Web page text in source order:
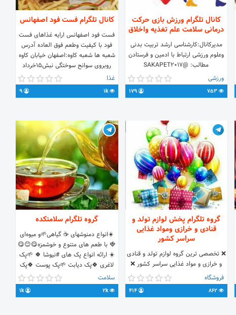
کانال تلگرام ورزش بازی حرکت
درمانی سلامت علم تغذیه واخلاق
مدیرکانال:کارشناسی ارشد تربیت بدنی
وعلوم ورزشی ارتباط با ادمین و فرستادن
مطالب: @SAKAPET2017
ورزشی
753
179
کانال تلگرام فست فود اصفهانس
فست فود اصفهانس ارایه غذاهای فست
فود با کیفیت وطعم فوق العاده آدرس
شعبه ها شعبه کاوه:اصفهان خیابان کاوه
روبروی سوانح سوختگی نبش۱۵خرداد
شعبه ملکشهر:اصفهان ملکشهر خیابان
بهارستان غربی 300متر بعد از شهر بازی
ملکشهر تلفنهای سفارش شعبه کاوه
غذا
1k
9
گروه تلگرام پخش لوازم تولد و
قنادی و خرازی ومواد غذایی
سراسر کشور
❌ تخصصی ترین گروه لوازم تولد و قنادی
و خرازی و مواد غذایی سراسر کشور ❌
آیدی ادمین گروه @Behruz1357فروشگاه
862
414
گروه تلگرام سلامتکده
☀️انواع دمنوشهای ☕ گیاهی🌱و میوه‌ای
🍓 با طعم های متنوع و خوشمزه😋😊😋
☀️ ارائه انواع پک های #نیوشا 🍀 🌱پک
لاغری 🍀پک دیابت 🌱پک پوست 🍀پک
افزایش وزن 🌱پک کبد چرب 🍀پک
پذیرایی 🌱و... ✅مشاوره رایگان: ☕️
معصومه عباسی 🍀 @khanome_abasi
سلامت
2k
1k